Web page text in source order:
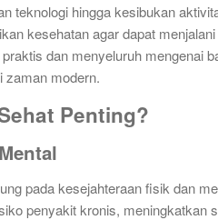
teknologi hingga kesibukan
kesehatan agar dapat
dan menyeluruh mengenai
zaman modern.
Penting?
pada kesejahteraan fisik dan
penyakit kronis, meningkatkan